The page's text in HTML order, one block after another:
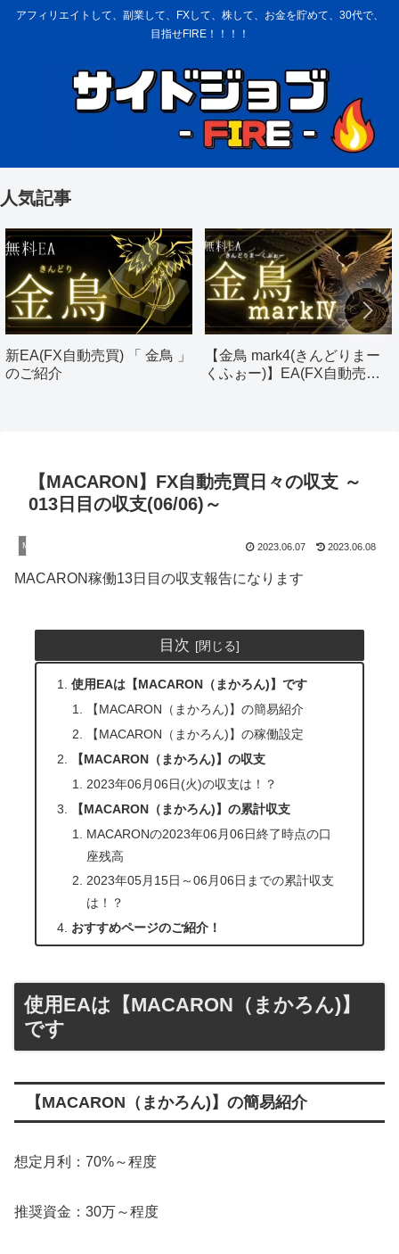
アフィリエイトして、副業して、FXして、株して、お金を貯めて、30代で、
目指せFIRE！！！！
人気記事
新EA(FX自動売買) 「 金鳥 」
のご紹介
【金鳥 mark4(きんどりまー
くふぉー)】EA(FX自動売買)
【MACARON】FX自動売買日々の収支 ～
013日目の収支(06/06)～
MACARON(まかろん) 2023.06.07 2023.06.08
MACARON稼働13日目の収支報告になります
目次
使用EAは【MACARON（まかろん)】です
【MACARON（まかろん)】の簡易紹介
【MACARON（まかろん)】の稼働設定
【MACARON（まかろん)】の収支
2023年06月06日(火)の収支は！？
【MACARON（まかろん)】の累計収支
MACARONの2023年06月06日終了時点の口
座残高
2023年05月15日～06月06日までの累計収支
は！？
おすすめページのご紹介！
使用EAは【MACARON（まかろん)】
です
【MACARON（まかろん)】の簡易紹介
想定月利：70%～程度
推奨資金：30万～程度